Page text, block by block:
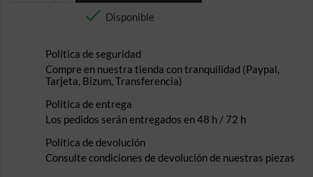
 Disponible
Política de seguridad
Compre en nuestra tienda con tranquilidad (Paypal,
Tarjeta, Bizum, Transferencia)
Política de entrega
Los pedidos serán entregados en 48 h / 72 h
Política de devolución
Consulte condiciones de devolución de nuestras piezas